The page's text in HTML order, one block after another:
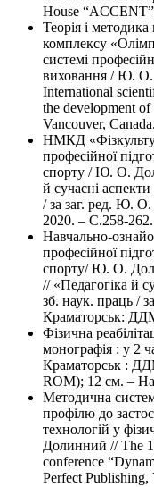
House
Теорія і
комплексу
системі
виховання / Ю.
International
the development
Vancouver,
НМКД
професійної
спорту / Ю. О.
й сучасні
/ за заг. ред. Ю.
2020. – С.258-262.
Навчально-
професійної
спорту/ Ю. О.
// «Педагогіка й
зб. наук. праць /
Краматорськ:
Фізична
монографія : у 2
Краматорськ :
ROM); 12 см. –
Методична
профілю до
технологій у
Долинний // The
conference
Perfect Publishing,